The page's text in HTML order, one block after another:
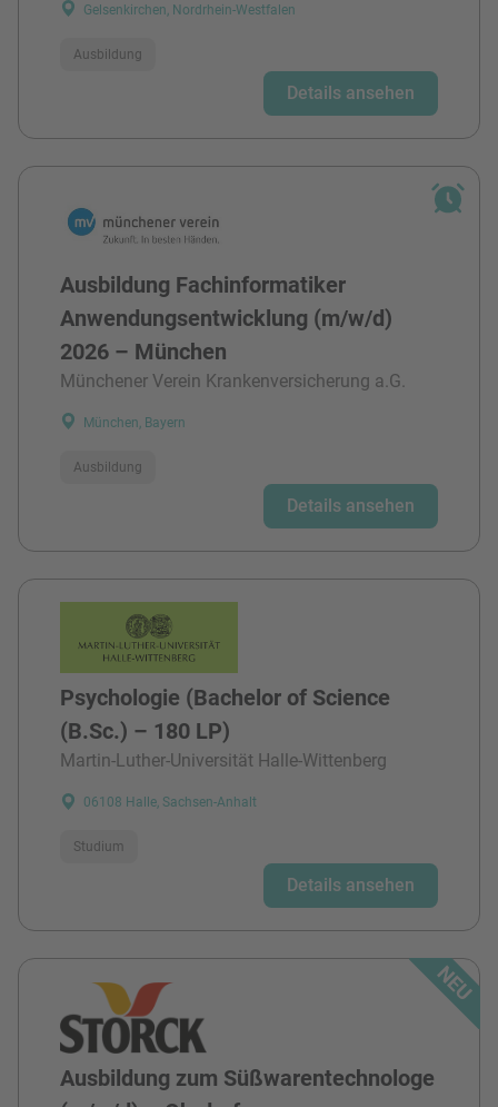
Gelsenkirchen, Nordrhein-Westfalen
Ausbildung
Details ansehen
Ausbildung Fachinformatiker
Anwendungsentwicklung (m/w/d)
2026 – München
Münchener Verein Krankenversicherung a.G.
München, Bayern
Ausbildung
Details ansehen
Psychologie (Bachelor of Science
(B.Sc.) – 180 LP)
Martin-Luther-Universität Halle-Wittenberg
06108 Halle, Sachsen-Anhalt
Studium
Details ansehen
Ausbildung zum Süßwarentechnologe